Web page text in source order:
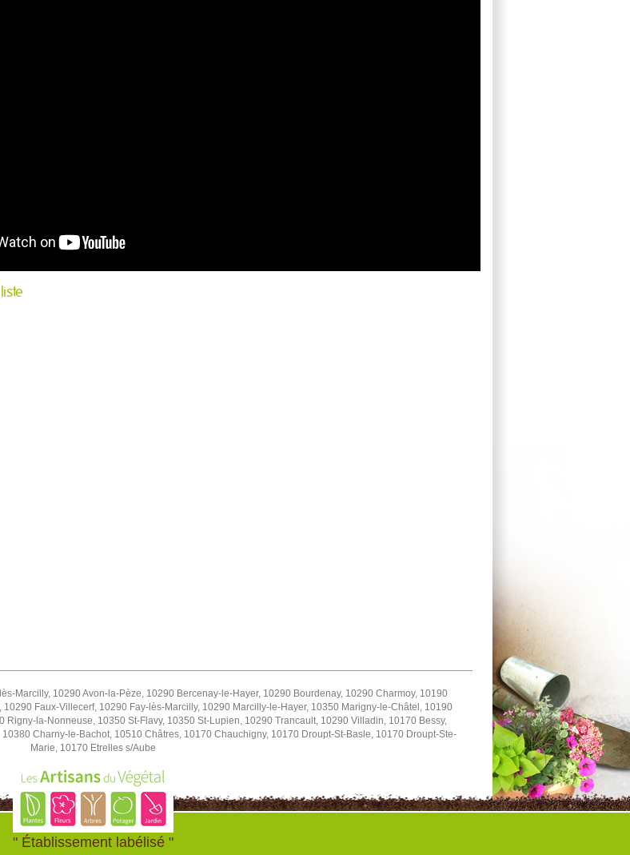
Marcilly, 10290 Avon-la-Pèze, 10290 Bercenay-le-Hayer, 10290 Bourdenay, 10290 Charmoy, 10190
Faux-Villecerf, 10290 Fay-lès-Marcilly, 10290 Marcilly-le-Hayer, 10350 Marigny-le-Châtel, 10190
la-Nonneuse, 10350 St-Flavy, 10350 St-Lupien, 10290 Trancault, 10290 Villadin, 10170 Bessy,
Charny-le-Bachot, 10510 Châtres, 10170 Chauchigny, 10170 Droupt-St-Basle, 10170 Droupt-Ste-
Marie, 10170 Etrelles s/Aube
" Établissement labélisé "